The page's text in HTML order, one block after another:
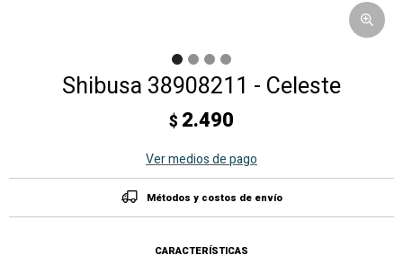
Shibusa 38908211 - Celeste
$ 2.490
Ver medios de pago
Métodos y costos de envío
CARACTERÍSTICAS